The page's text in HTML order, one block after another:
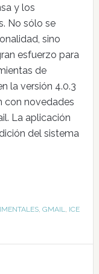
y los
No sólo se
sino
esfuerzo para
de
la versión 4.0.3
con novedades
La aplicación
del sistema
, GMAIL, ICE